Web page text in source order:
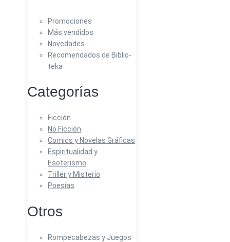
Promociones
Más vendidos
Novedades
Recomendados de Biblio-
teka
Categorías
Ficción
No Ficción
Comics y Novelas Gráficas
Espiritualidad y
Esoterismo
Triller y Misterio
Poesías
Otros
Rompecabezas y Juegos